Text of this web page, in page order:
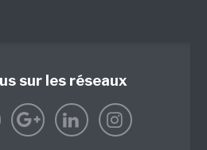
sur les réseaux